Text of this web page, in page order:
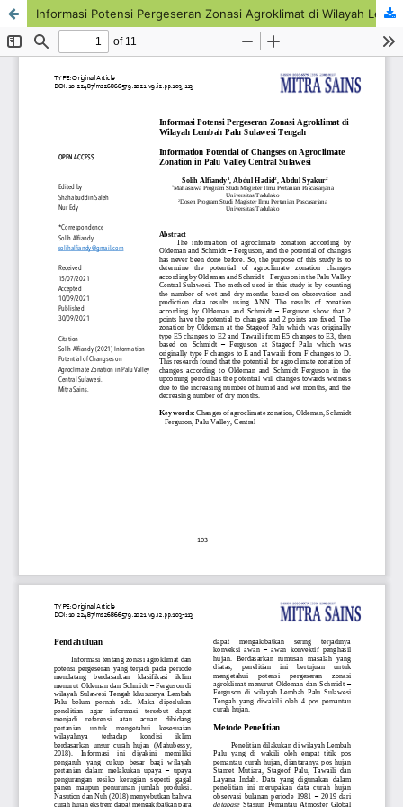
Informasi Potensi Pergeseran Zonasi Agroklimat di Wilayah Lembah Palu Sulawesi Tengah